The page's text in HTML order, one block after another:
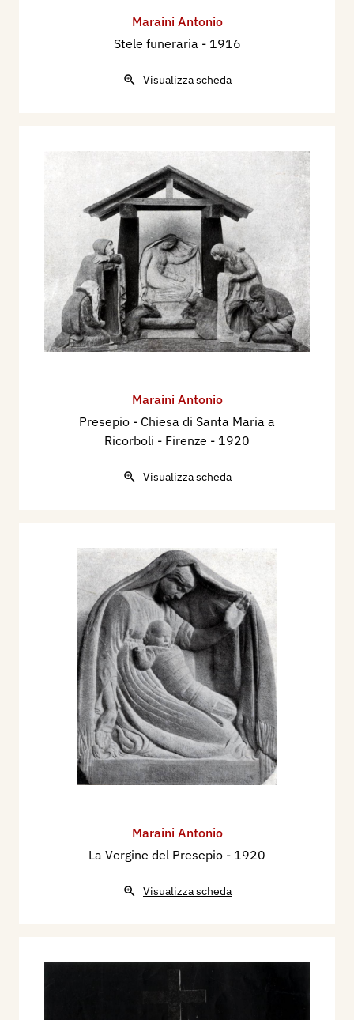
Maraini Antonio
Stele funeraria - 1916
Visualizza scheda
Maraini Antonio
Presepio - Chiesa di Santa Maria a
Ricorboli - Firenze - 1920
Visualizza scheda
Maraini Antonio
La Vergine del Presepio - 1920
Visualizza scheda